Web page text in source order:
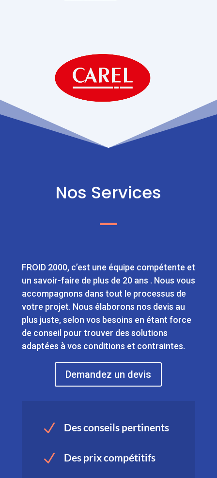
Nos Services
FROID 2000, c’est une équipe compétente et
un savoir-faire de plus de 20 ans . Nous vous
accompagnons dans tout le processus de
votre projet. Nous élaborons nos devis au
plus juste, selon vos besoins en étant force
de conseil pour trouver des solutions
adaptées à vos conditions et contraintes.
Demandez un devis
N Des conseils pertinents
N Des prix compétitifs